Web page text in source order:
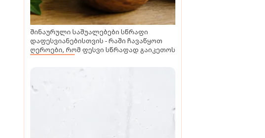
შინაურული საშუალებები სწრაფი
დაფესვიანებისთვის - რაში ჩავაწყოთ
ღეროები, რომ ფესვი სწრაფად გაიკეთოს